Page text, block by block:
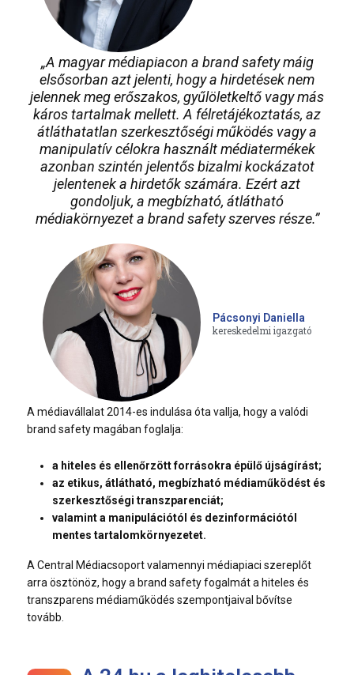
„A magyar médiapiacon a brand safety máig
elsősorban azt jelenti, hogy a hirdetések nem
jelennek meg erőszakos, gyűlöletkeltő vagy más
káros tartalmak mellett. A félretájékoztatás, az
átláthatatlan szerkesztőségi működés vagy a
manipulatív célokra használt médiatermékek
azonban szintén jelentős bizalmi kockázatot
jelentenek a hirdetők számára. Ezért azt
gondoljuk, a megbízható, átlátható
médiakörnyezet a brand safety szerves része.”
Pácsonyi Daniella
kereskedelmi igazgató
A médiavállalat 2014-es indulása óta vallja, hogy a valódi
brand safety magában foglalja:
a hiteles és ellenőrzött forrásokra épülő újságírást;
az etikus, átlátható, megbízható médiaműködést és
szerkesztőségi transzparenciát;
valamint a manipulációtól és dezinformációtól
mentes tartalomkörnyezetet.
A Central Médiacsoport valamennyi médiapiaci szereplőt
arra ösztönöz, hogy a brand safety fogalmát a hiteles és
transzparens médiaműködés szempontjaival bővítse
tovább.